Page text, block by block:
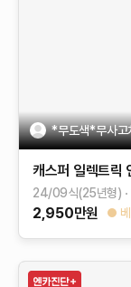
*무도색*무사고
캐스퍼 일렉트릭
24/09식(25년형)
2,950만원